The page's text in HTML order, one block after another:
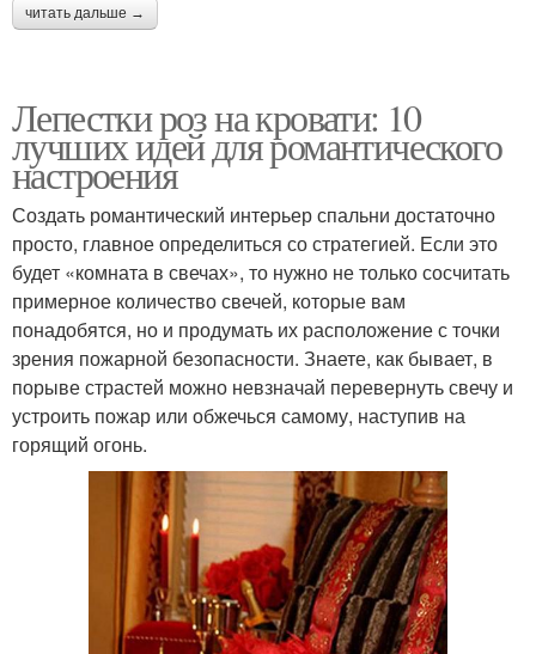
читать дальше →
Лепестки роз на кровати: 10
лучших идей для романтического
настроения
Создать романтический интерьер спальни достаточно
просто, главное определиться со стратегией. Если это
будет «комната в свечах», то нужно не только сосчитать
примерное количество свечей, которые вам
понадобятся, но и продумать их расположение с точки
зрения пожарной безопасности. Знаете, как бывает, в
порыве страстей можно невзначай перевернуть свечу и
устроить пожар или обжечься самому, наступив на
горящий огонь.